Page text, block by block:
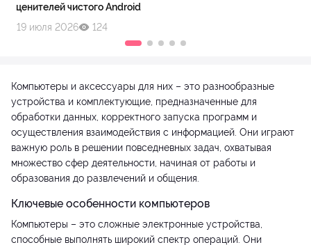
ценителей чистого Android
19 июля 2026
124
Компьютеры и аксессуары для них – это разнообразные
устройства и комплектующие, предназначенные для
обработки данных, корректного запуска программ и
осуществления взаимодействия с информацией. Они играют
важную роль в решении повседневных задач, охватывая
множество сфер деятельности, начиная от работы и
образования до развлечений и общения.
Ключевые особенности компьютеров
Компьютеры – это сложные электронные устройства,
способные выполнять широкий спектр операций. Они